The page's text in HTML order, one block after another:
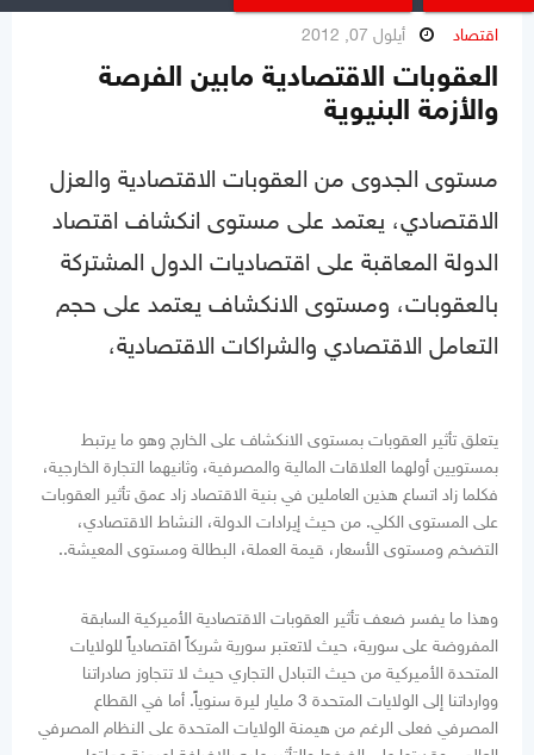
اقتصاد أيلول 07, 2012
العقوبات الاقتصادية مابين الفرصة
والأزمة البنيوية
مستوى الجدوى من العقوبات الاقتصادية والعزل
الاقتصادي، يعتمد على مستوى انكشاف اقتصاد
الدولة المعاقبة على اقتصاديات الدول المشتركة
بالعقوبات، ومستوى الانكشاف يعتمد على حجم
التعامل الاقتصادي والشراكات الاقتصادية،
يتعلق تأثير العقوبات بمستوى الانكشاف على الخارج وهو ما يرتبط
بمستويين أولهما العلاقات المالية والمصرفية، وثانيهما التجارة الخارجية،
فكلما زاد اتساع هذين العاملين في بنية الاقتصاد زاد عمق تأثير العقوبات
على المستوى الكلي. من حيث إيرادات الدولة، النشاط الاقتصادي،
التضخم ومستوى الأسعار، قيمة العملة، البطالة ومستوى المعيشة..
وهذا ما يفسر ضعف تأثير العقوبات الاقتصادية الأميركية السابقة
المفروضة على سورية، حيث لاتعتبر سورية شريكاً اقتصادياً للولايات
المتحدة الأميركية من حيث التبادل التجاري حيث لا تتجاوز صادراتنا
ووارداتنا إلى الولايات المتحدة 3 مليار ليرة سنوياً. أما في القطاع
المصرفي فعلى الرغم من هيمنة الولايات المتحدة على النظام المصرفي